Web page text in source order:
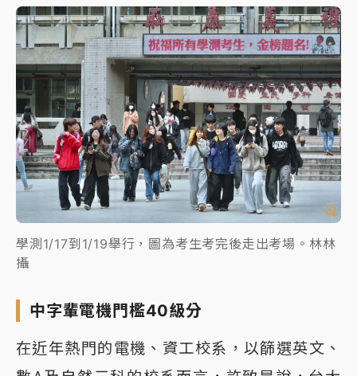
學測1/17到1/19舉行，圖為考生考完後走出考場。林林
攝
中字輩電機門檻40級分
在近年熱門的電機、資工校系，以篩選英文、